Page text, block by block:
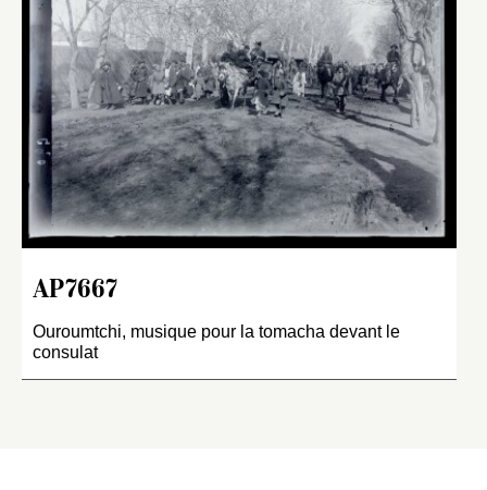
AP7667
Ouroumtchi, musique pour la tomacha devant le
consulat